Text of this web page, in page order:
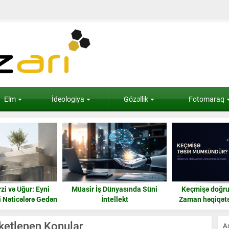
Elm İdeologiya Gözəllik Fotomaraq
İş Dünyasında Süni
İntellekt
Keçmişə doğru təsir nədir?
Zaman həqiqətən geri işləyə
Frekansı
Teslanın
Konular